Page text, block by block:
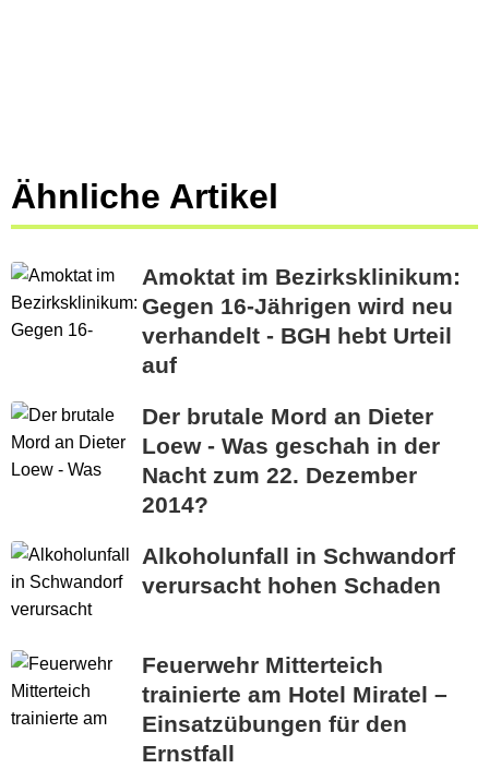
Ähnliche Artikel
Amoktat im Bezirksklinikum:
Gegen 16-Jährigen wird neu
verhandelt - BGH hebt Urteil
auf
Der brutale Mord an Dieter
Loew - Was geschah in der
Nacht zum 22. Dezember
2014?
Alkoholunfall in Schwandorf
verursacht hohen Schaden
Feuerwehr Mitterteich
trainierte am Hotel Miratel –
Einsatzübungen für den
Ernstfall